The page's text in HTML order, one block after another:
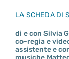
LA SCHEDA DI
di e con Silvia
co-regia e
assistente e